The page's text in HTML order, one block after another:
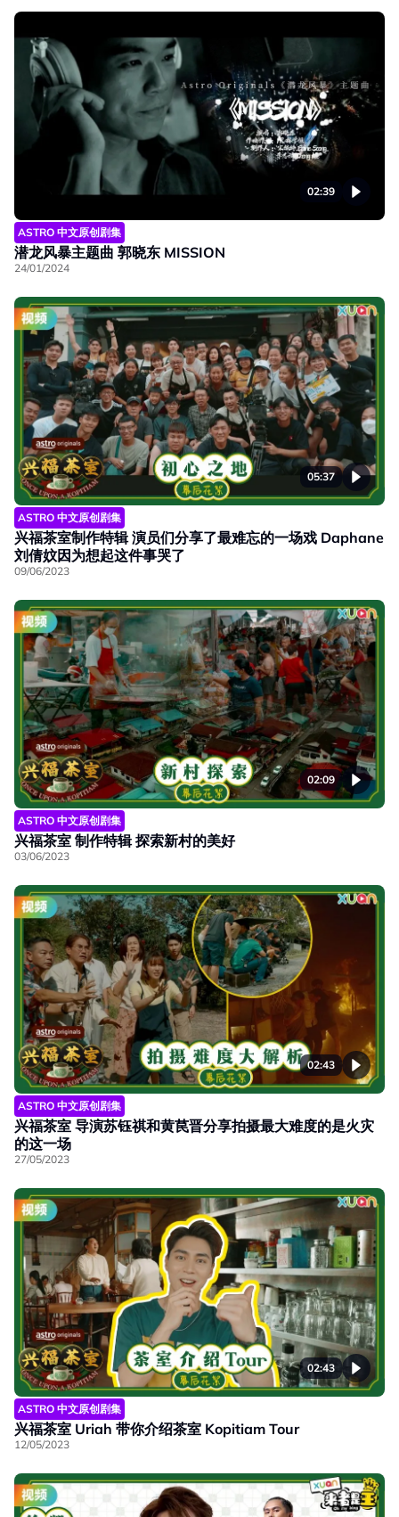
02:39
ASTRO 中文原创剧集
潜龙风暴主题曲 郭晓东 MISSION
24/01/2024
05:37
ASTRO 中文原创剧集
兴福茶室制作特辑 演员们分享了最难忘的一场戏 Daphane
刘倩妏因为想起这件事哭了
09/06/2023
02:09
ASTRO 中文原创剧集
兴福茶室 制作特辑 探索新村的美好
03/06/2023
02:43
ASTRO 中文原创剧集
兴福茶室 导演苏钰祺和黄苠晋分享拍摄最大难度的是火灾
的这一场
27/05/2023
02:43
ASTRO 中文原创剧集
兴福茶室 Uriah 带你介绍茶室 Kopitiam Tour
12/05/2023